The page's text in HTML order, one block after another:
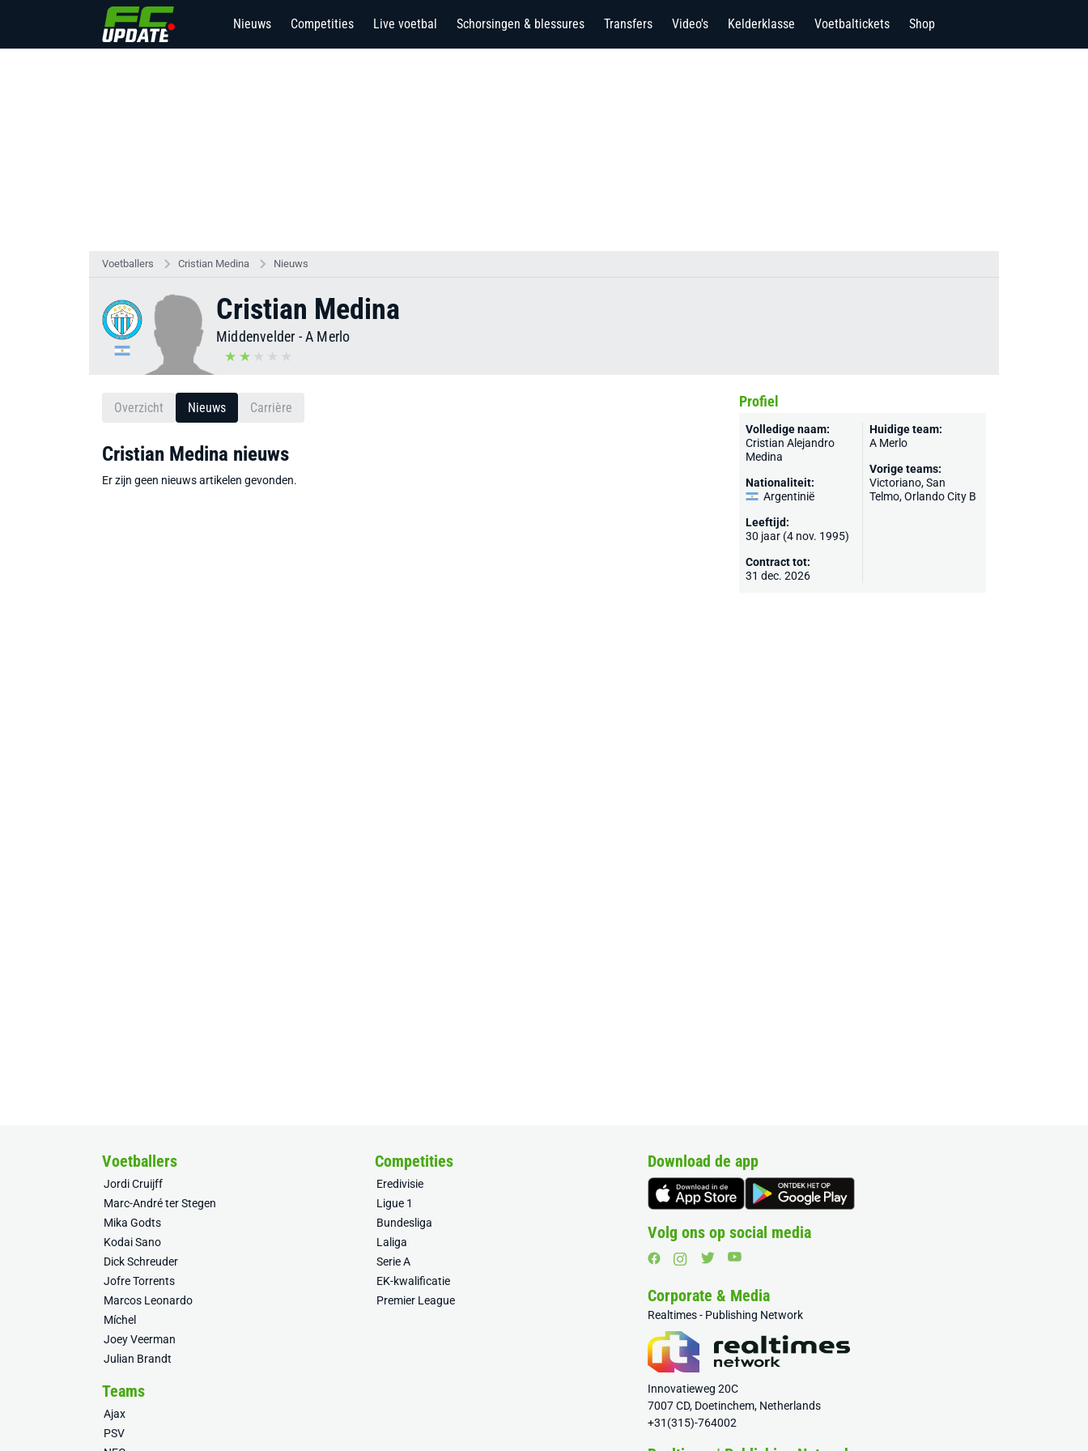
Nieuws Competities Live voetbal Schorsingen & blessures Transfers Video's Kelderklasse Voetbaltickets Shop
Voetballers Cristian Medina Nieuws
Cristian Medina
Middenvelder -A Merlo
Overzicht Nieuws Carrière
Cristian Medina nieuws
Er zijn geen nieuws artikelen gevonden.
Profiel
Volledige naam:
Cristian Alejandro
Medina
Nationaliteit:
Argentinië
Leeftijd:
30 jaar (4 nov. 1995)
Contract tot:
31 dec. 2026
Huidige team:
A Merlo
Vorige teams:
Victoriano, San
Telmo, Orlando City B
Voetballers
Jordi Cruijff
Marc-André ter Stegen
Mika Godts
Kodai Sano
Dick Schreuder
Jofre Torrents
Marcos Leonardo
Míchel
Joey Veerman
Julian Brandt
Competities
Eredivisie
Ligue 1
Bundesliga
Laliga
Serie A
EK-kwalificatie
Premier League
Teams
Ajax
PSV
Download de app
Volg ons op social media
Corporate & Media
Realtimes - Publishing Network
Innovatieweg 20C
7007 CD, Doetinchem, Netherlands
+31(315)-764002